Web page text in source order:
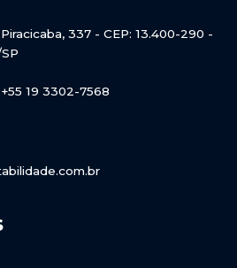
337 - CEP: 13.400-290 -
19 3302-7568